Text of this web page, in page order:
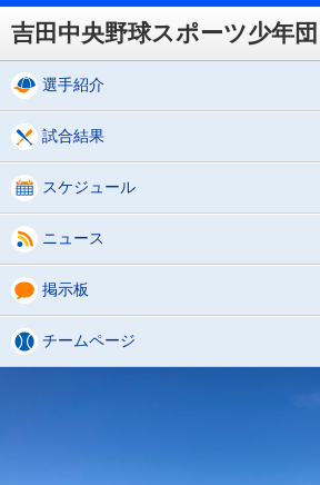
吉田中央野球スポーツ少年団
選手紹介
試合結果
スケジュール
ニュース
掲示板
チームページ